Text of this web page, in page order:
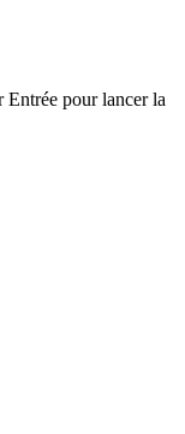
Entrée pour lancer la